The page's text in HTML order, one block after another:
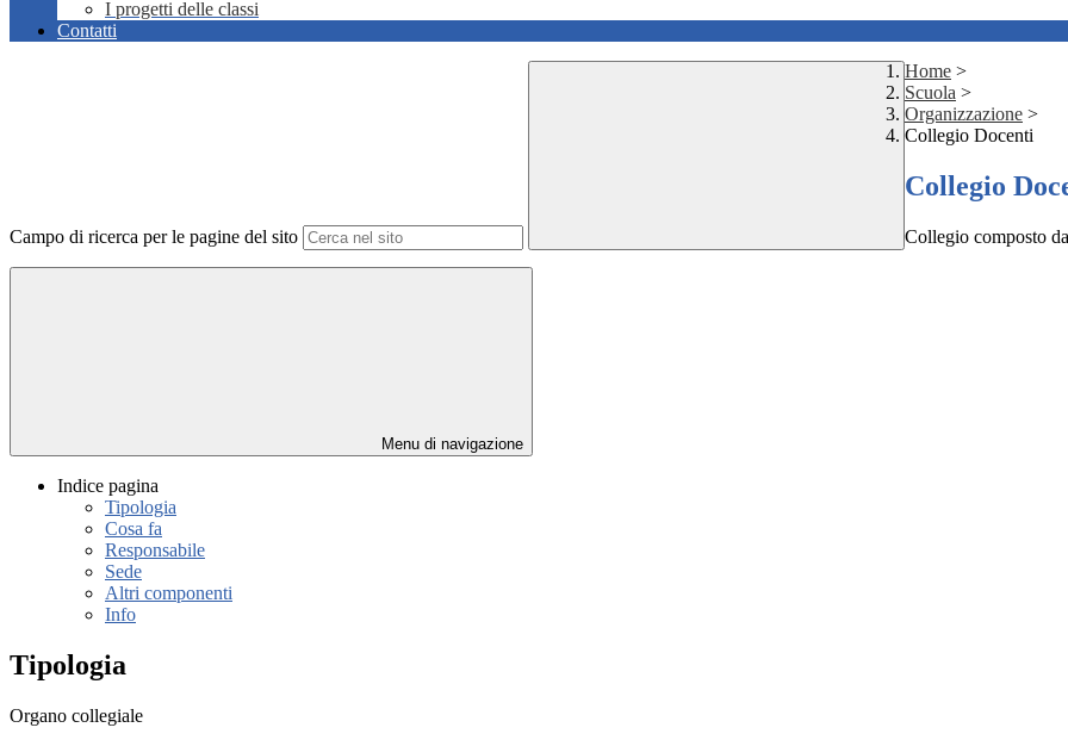
I progetti delle classi
Contatti
Campo di ricerca per le pagine del sito
Home >
Scuola >
Organizzazione >
Collegio Docenti
Collegio
Collegio composto
Menu di navigazione
Indice pagina
Tipologia
Cosa fa
Responsabile
Sede
Altri componenti
Info
Tipologia
Organo collegiale